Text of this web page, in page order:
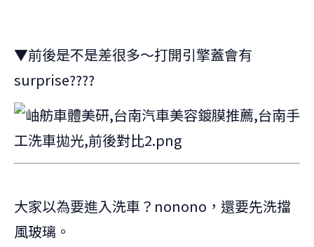
▼前後是不是差很多～打開引擎蓋會有
surprise????
大家以為要進入洗車？nonono，還要先洗擋
風玻璃。